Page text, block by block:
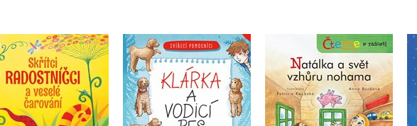
Skřítci Radostníčci a
veselé čarování
Anna Burdová
Zvířecí pomocníci -
Klárka a vodicí pes
Daisy
Anna Burdová
Čteme s radostí –
Natálka a svět vzhůru
nohama
Anna Burdová